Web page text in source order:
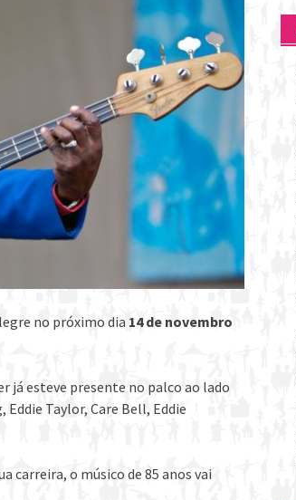
no próximo dia 14 de novembro
já esteve presente no palco ao lado
Taylor, Care Bell, Eddie
carreira, o músico de 85 anos vai